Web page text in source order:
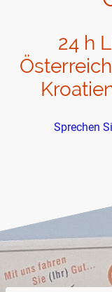
24 h
Sprechen